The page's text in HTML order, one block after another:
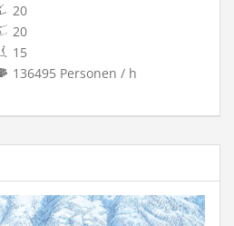
20
20
15
136495 Personen / h